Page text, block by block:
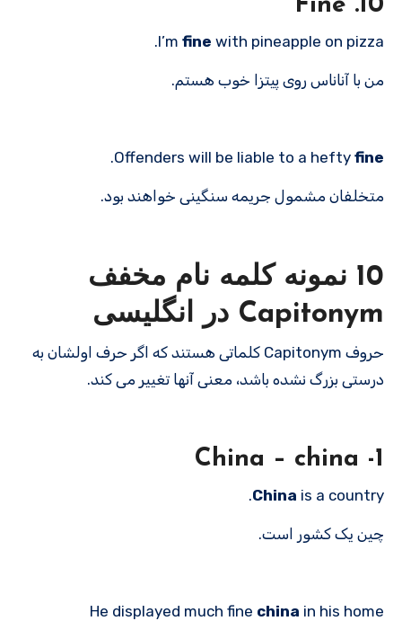
10. Fine
I’m fine with pineapple on pizza.
من با آناناس روی پیتزا خوب هستم.
Offenders will be liable to a hefty fine
.
متخلفان مشمول جریمه سنگینی خواهند بود.
10 نمونه کلمه نام مخفف
Capitonym در انگلیسی
حروف Capitonym کلماتی هستند که اگر حرف اولشان به
درستی بزرگ نشده باشد، معنی آنها تغییر می کند.
1- China – china
China is a country.
چین یک کشور است.
He displayed much fine china in his home